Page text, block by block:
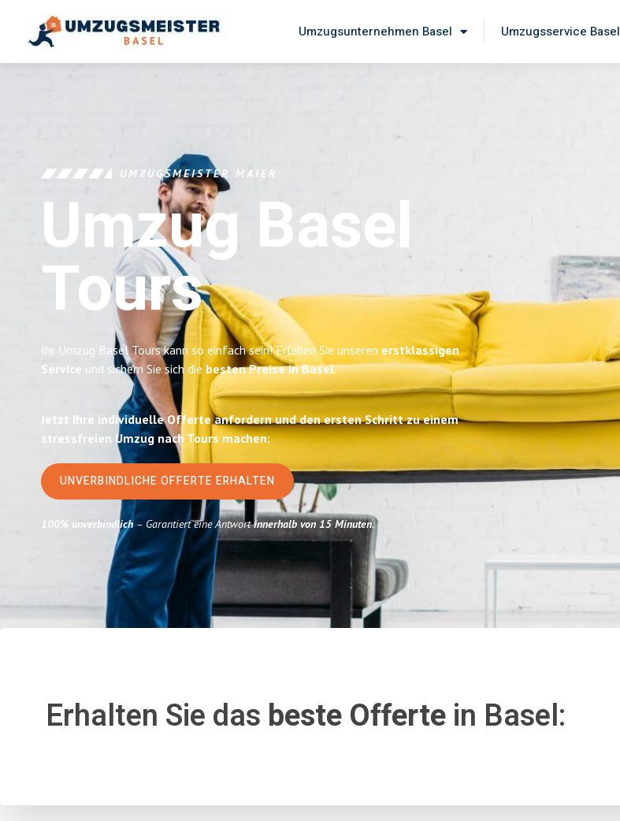
Umzugsunternehmen Basel Umzugsservice Basel
UMZUGSMEISTER MAIER
Umzug Basel
Tours
Ihr Umzug Basel Tours kann so einfach sein! Erleben Sie unseren erstklassigen
Service und sichern Sie sich die besten Preise in Basel.
Jetzt Ihre individuelle Offerte anfordern und den ersten Schritt zu einem
stressfreien Umzug nach Tours machen:
UNVERBINDLICHE OFFERTE ERHALTEN
100% unverbindlich– Garantiert eine Antwortinnerhalb von 15 Minuten.
Erhalten Sie das beste Offertein Basel: